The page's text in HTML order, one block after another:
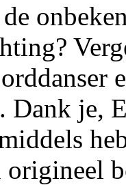
Dank
origineel